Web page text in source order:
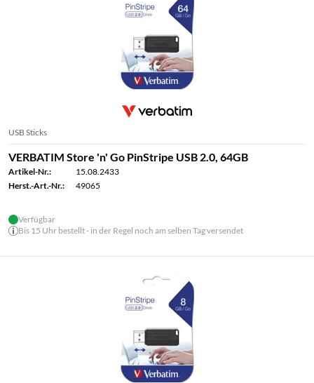
USB Sticks
VERBATIM Store 'n' Go PinStripe USB 2.0, 64GB
Artikel-Nr.:
15.08.2433
Herst.-Art.-Nr.:
49065
Verfügbar
Bis 15 Uhr bestellt - in der Regel noch am selben Tag versendet